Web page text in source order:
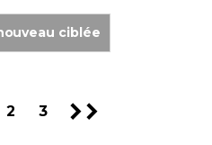
ciblée
2 3